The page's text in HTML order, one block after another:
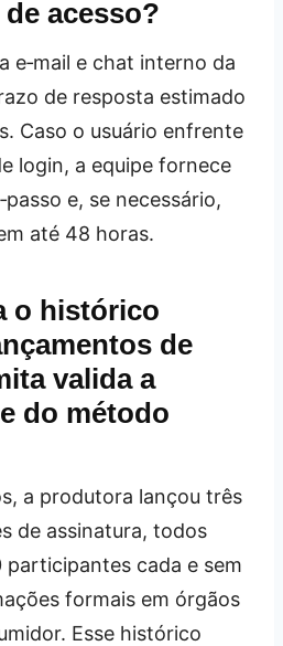
acesso?
e‑mail e chat interno da
de resposta estimado
Caso o usuário enfrente
login, a equipe fornece
e, se necessário,
até 48 horas.
o histórico
de
valida a
do método
a produtora lançou três
de assinatura, todos
participantes cada e sem
formais em órgãos
Esse histórico